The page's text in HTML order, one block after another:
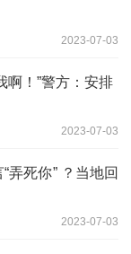
2023-07-03
啊！”警方：安排
2023-07-03
弄死你” ？当地回
2023-07-03